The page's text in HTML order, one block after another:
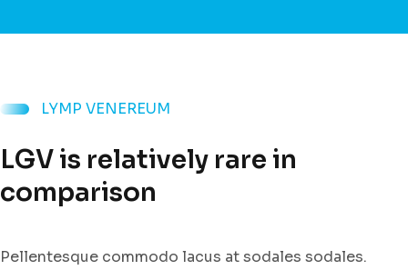
LYMP VENEREUM
LGV is relatively rare in
comparison
Pellentesque commodo lacus at sodales sodales.